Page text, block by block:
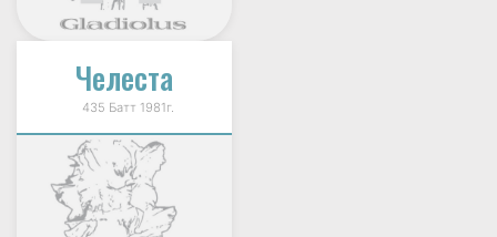
Челеста
435 Батт 1981г.